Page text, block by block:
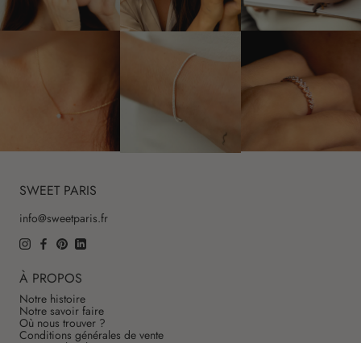
SWEET PARIS
info@sweetparis.fr
À PROPOS
Notre histoire
Notre savoir faire
Où nous trouver ?
Conditions générales de vente